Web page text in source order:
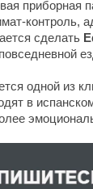
приборная
контроль,
сделать
одной из
в